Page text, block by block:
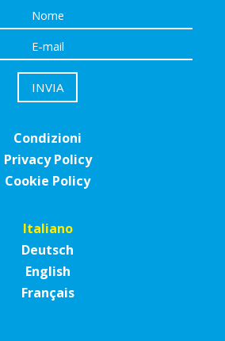
Condizioni
Privacy Policy
Cookie Policy
Italiano
Deutsch
English
Français